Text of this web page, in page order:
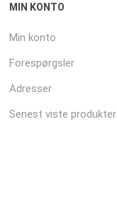
MIN KONTO
Min konto
Forespørgsler
Adresser
Senest viste produkter